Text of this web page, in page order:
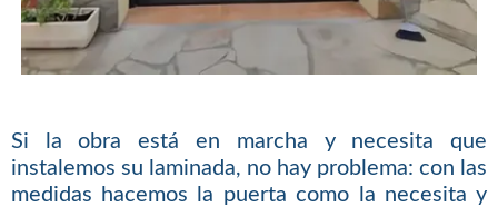
Si la obra está en marcha y necesita que
instalemos su laminada, no hay problema: con las
medidas hacemos la puerta como la necesita y